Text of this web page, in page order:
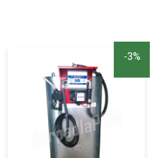
-3%